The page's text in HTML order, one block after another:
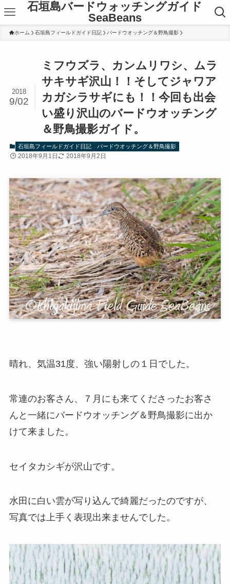
石垣島バードウォッチングガイド
SeaBeans
ホーム 石垣島フィールドガイド日記 バードウオッチング＆野鳥撮影
ミフウズラ、カンムリワシ、ムラ
サキサギ沢山！！そしてジャワア
カガシラサギにも！！今回も出会
い盛り沢山のバードウオッチング
＆野鳥撮影ガイド。
2018
9/02
石垣島フィールドガイド日記 バードウオッチング＆野鳥撮影
2018年9月1日 2018年9月2日
晴れ、気温31度、強い陽射しの１日でした。
常連のお客さん、７月にも来てくださったお客さ
んと一緒にバードウオッチング＆野鳥撮影に出か
けて来ました。
セイタカシギが沢山です。
水田に白い雲が写り込んで綺麗だったのですが、
写真では上手く表現出来ませんでした。